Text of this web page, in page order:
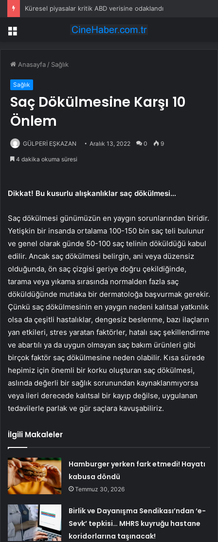
Küresel piyasalar kritik ABD verisine odaklandı
Menü
Anasayfa / Sağlık
Sağlık
Saç Dökülmesine Karşı 10
Önlem
GÜLPERİ EŞKAZAN Aralık 13, 2022 0 9
4 dakika okuma süresi
Dikkat! Bu kusurlu alışkanlıklar saç dökülmesi…
Saç dökülmesi günümüzün en yaygın sorunlarından biridir.
Yetişkin bir insanda ortalama 100-150 bin saç teli bulunur
ve genel olarak günde 50-100 saç telinin döküldüğü kabul
edilir. Ancak saç dökülmesi belirgin, ani veya düzensiz
olduğunda, ön saç çizgisi geriye doğru çekildiğinde,
tarama veya yıkama sırasında normalden fazla saç
döküldüğünde mutlaka bir dermatoloğa başvurmak gerekir.
Çünkü saç dökülmesinin en yaygın nedeni kalıtsal yatkınlık
olsa da çeşitli hastalıklar, dengesiz beslenme, bazı ilaçların
yan etkileri, stres yaratan faktörler, hatalı saç şekillendirme
ve abartılı ya da uygun olmayan saç bakım ürünleri gibi
birçok faktör saç dökülmesine neden olabilir. Kısa sürede
hepimiz için önemli bir korku oluşturan saç dökülmesi,
aslında değerli bir sağlık sorunundan kaynaklanmıyorsa
veya ileri derecede kalıtsal bir kayıp değilse, uygulanan
tedavilerle parlak ve gür saçlara kavuşabiliriz.
İlgili Makaleler
Hamburger yerken fark etmedi! Hayatı
kabusa döndü
Temmuz 30, 2026
Birlik ve Dayanışma Sendikası’ndan ‘e-
Sevk’ tepkisi… MHRS kuyruğu hastane
koridorlarına taşınacak!